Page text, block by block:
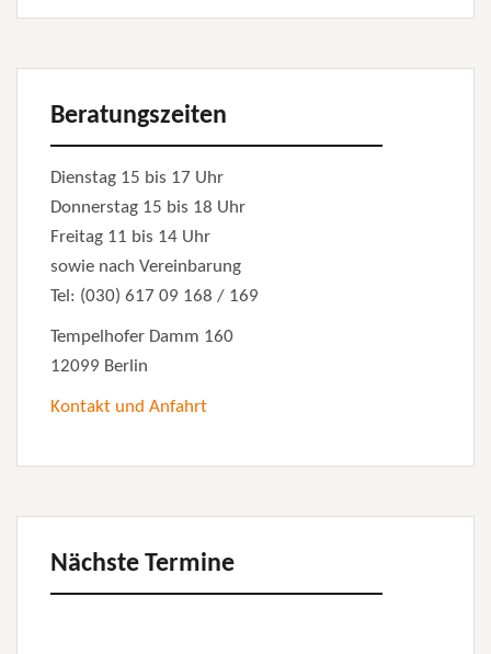
Beratungszeiten
Dienstag 15 bis 17 Uhr
Donnerstag 15 bis 18 Uhr
Freitag 11 bis 14 Uhr
sowie nach Vereinbarung
Tel: (030) 617 09 168 / 169
Tempelhofer Damm 160
12099 Berlin
Kontakt und Anfahrt
Nächste Termine